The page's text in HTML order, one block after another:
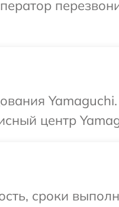
центр
сроки